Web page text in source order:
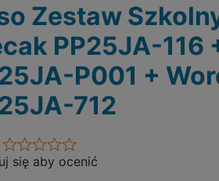
Zestaw
PP25JA-116
P001 +
712
się aby ocenić